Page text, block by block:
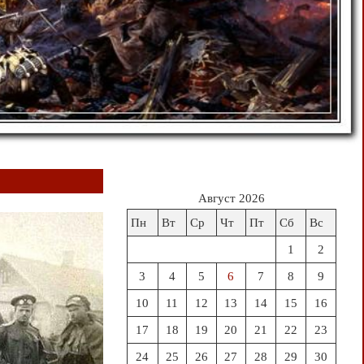
Август 2026
Пн
Вт Ср Чт Пт Сб Вс
1 2
3 4 5 6 7 8 9
10 11 12 13 14 15 16
17 18 19 20 21 22 23
24 25 26 27 28 29 30